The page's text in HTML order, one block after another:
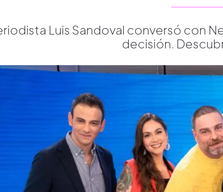
Luis Sandoval conversó con
decisión.